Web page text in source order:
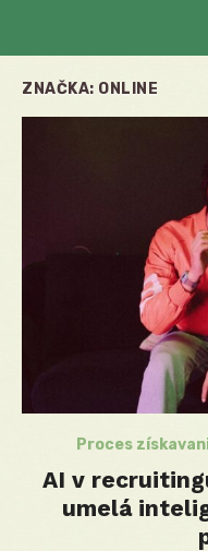
ZNAČKA: ONLINE
Proces
AI v
umelá